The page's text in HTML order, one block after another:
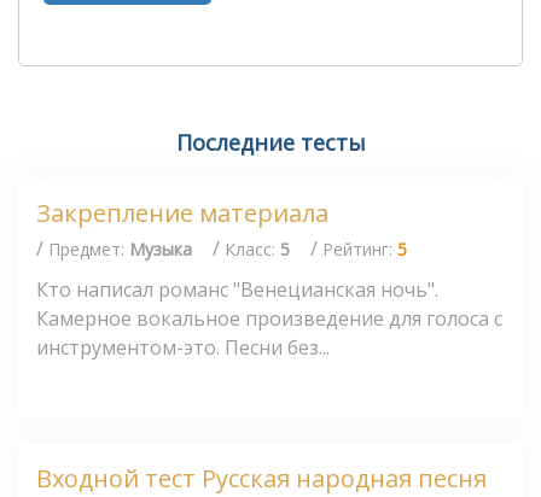
Последние тесты
Закрепление материала
/ Предмет: Музыка / Класс: 5 / Рейтинг: 5
Кто написал романс "Венецианская ночь".
Камерное вокальное произведение для голоса с
инструментом-это. Песни без...
Входной тест Русская народная песня